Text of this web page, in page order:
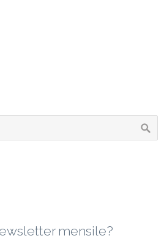
mensile?